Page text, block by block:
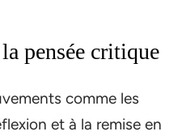
pensée critique
comme les
et à la remise en